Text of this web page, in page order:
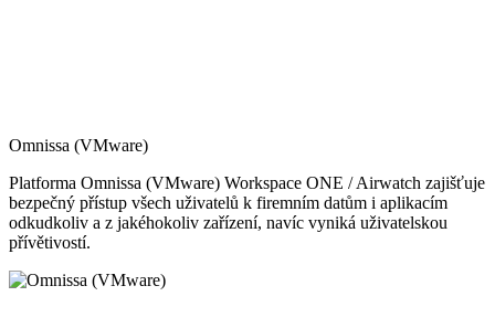
Omnissa (VMware)
Platforma Omnissa (VMware) Workspace ONE / Airwatch zajišťuje
bezpečný přístup všech uživatelů k firemním datům i aplikacím
odkudkoliv a z jakéhokoliv zařízení, navíc vyniká uživatelskou
přívětivostí.